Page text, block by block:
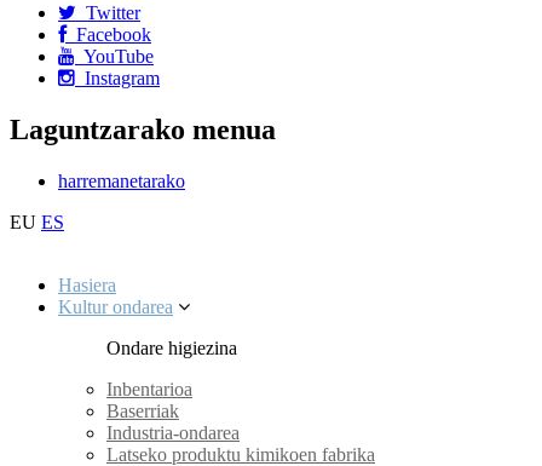
Twitter
Facebook
YouTube
Instagram
Laguntzarako menua
harremanetarako
EU ES
Hasiera
Kultur ondarea
Ondare higiezina
Inbentarioa
Baserriak
Industria-ondarea
Latseko produktu kimikoen fabrika